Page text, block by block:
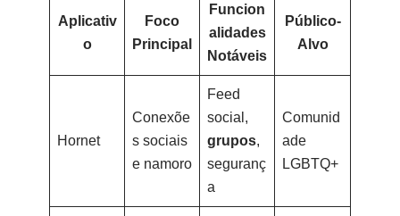
Aplicativ
o
Foco
Principal
Funcion
alidades
Notáveis
Público-
Alvo
Hornet
Conexõe
s sociais
e namoro
Feed
social,
grupos,
seguranç
a
Comunid
ade
LGBTQ+